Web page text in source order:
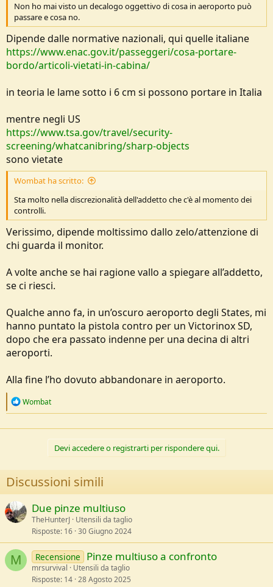
Non ho mai visto un decalogo oggettivo di cosa in aeroporto può
passare e cosa no.
Dipende dalle normative nazionali, qui quelle italiane
https://www.enac.gov.it/passeggeri/cosa-portare-
bordo/articoli-vietati-in-cabina/
in teoria le lame sotto i 6 cm si possono portare in Italia
mentre negli US
https://www.tsa.gov/travel/security-
screening/whatcanibring/sharp-objects
sono vietate
Wombat ha scritto:
Sta molto nella discrezionalità dell'addetto che c'è al momento dei
controlli.
Verissimo, dipende moltissimo dallo zelo/attenzione di
chi guarda il monitor.
A volte anche se hai ragione vallo a spiegare all’addetto,
se ci riesci.
Qualche anno fa, in un’oscuro aeroporto degli States, mi
hanno puntato la pistola contro per un Victorinox SD,
dopo che era passato indenne per una decina di altri
aeroporti.
Alla fine l’ho dovuto abbandonare in aeroporto.
R
c
s
:
Wombat
Devi accedere o registrarti per rispondere qui.
Discussioni simili
Due pinze multiuso
TheHunterJ Utensili da taglio
Risposte 16 30 Giugno 2024
M Recensione Pinze multiuso a confronto
mrsurvival
Utensili da taglio
Risposte 14 28 Agosto 2025